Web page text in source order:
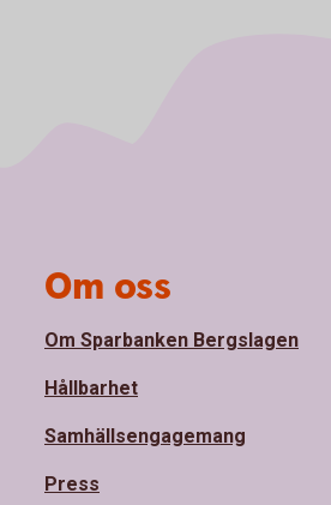
Om oss
Om Sparbanken Bergslagen
Hållbarhet
Samhällsengagemang
Press